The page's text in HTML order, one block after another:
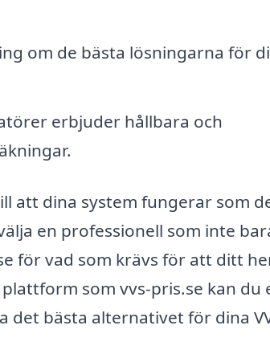
om de bästa lösningarna för
erbjuder hållbara och
att dina system fungerar som
en professionell som inte
för vad som krävs för att ditt
som vvs-pris.se kan du
bästa alternativet för dina